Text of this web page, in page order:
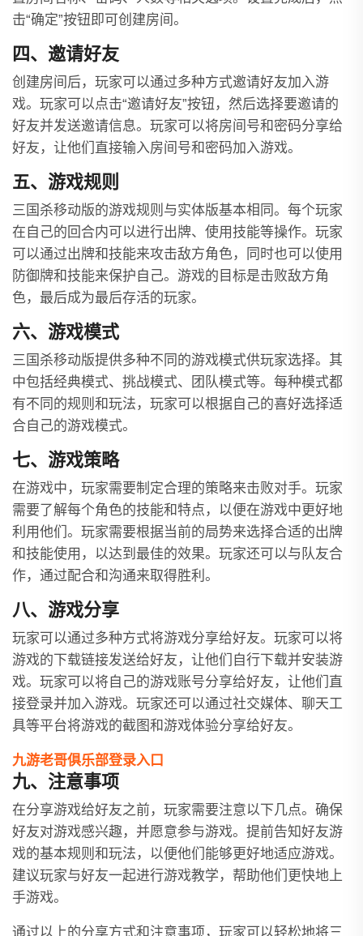
击“确定”按钮即可创建房间。
四、邀请好友
创建房间后，玩家可以通过多种方式邀请好友加入游
戏。玩家可以点击“邀请好友”按钮，然后选择要邀请的
好友并发送邀请信息。玩家可以将房间号和密码分享给
好友，让他们直接输入房间号和密码加入游戏。
五、游戏规则
三国杀移动版的游戏规则与实体版基本相同。每个玩家
在自己的回合内可以进行出牌、使用技能等操作。玩家
可以通过出牌和技能来攻击敌方角色，同时也可以使用
防御牌和技能来保护自己。游戏的目标是击败敌方角
色，最后成为最后存活的玩家。
六、游戏模式
三国杀移动版提供多种不同的游戏模式供玩家选择。其
中包括经典模式、挑战模式、团队模式等。每种模式都
有不同的规则和玩法，玩家可以根据自己的喜好选择适
合自己的游戏模式。
七、游戏策略
在游戏中，玩家需要制定合理的策略来击败对手。玩家
需要了解每个角色的技能和特点，以便在游戏中更好地
利用他们。玩家需要根据当前的局势来选择合适的出牌
和技能使用，以达到最佳的效果。玩家还可以与队友合
作，通过配合和沟通来取得胜利。
八、游戏分享
玩家可以通过多种方式将游戏分享给好友。玩家可以将
游戏的下载链接发送给好友，让他们自行下载并安装游
戏。玩家可以将自己的游戏账号分享给好友，让他们直
接登录并加入游戏。玩家还可以通过社交媒体、聊天工
具等平台将游戏的截图和游戏体验分享给好友。
九游老哥俱乐部登录入口
九、注意事项
在分享游戏给好友之前，玩家需要注意以下几点。确保
好友对游戏感兴趣，并愿意参与游戏。提前告知好友游
戏的基本规则和玩法，以便他们能够更好地适应游戏。
建议玩家与好友一起进行游戏教学，帮助他们更快地上
手游戏。
通过以上的分享方式和注意事项，玩家可以轻松地将三